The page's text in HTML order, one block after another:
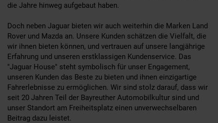
die Jahre hinweg aufgebaut haben.
Doch neben Jaguar bieten wir auch weiterhin die Marken Land
Rover und Mazda an. Unsere Kunden schätzen die Vielfalt, die
wir ihnen bieten können, und vertrauen auf unsere langjährige
Erfahrung und unseren erstklassigen Kundenservice. Das
"Jaguar House" steht symbolisch für unser Engagement,
unseren Kunden das Beste zu bieten und ihnen einzigartige
Fahrerlebnisse zu ermöglichen. Wir sind stolz darauf, dass wir
seit 20 Jahren Teil der Bayreuther Automobilkultur sind und
unser Standort am Freiheitsplatz einen unverwechselbaren
Beitrag dazu leistet.